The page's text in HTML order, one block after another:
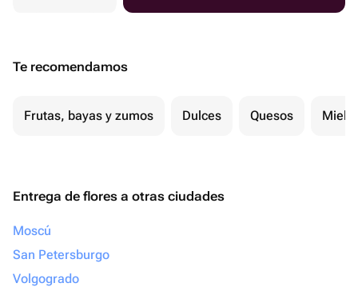
Te recomendamos
Frutas, bayas y zumos Dulces Quesos Miel
Entrega de flores a otras ciudades
Moscú
San Petersburgo
Volgogrado